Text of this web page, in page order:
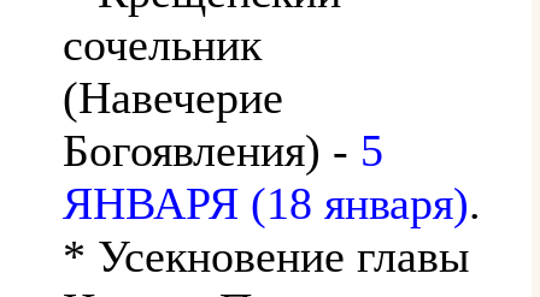
сочельник
(Навечерие
Богоявления) - 5
ЯНВАРЯ (18 января).
* Усекновение главы